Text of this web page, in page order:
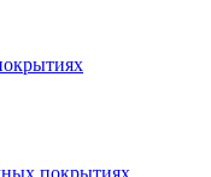
покрытиях